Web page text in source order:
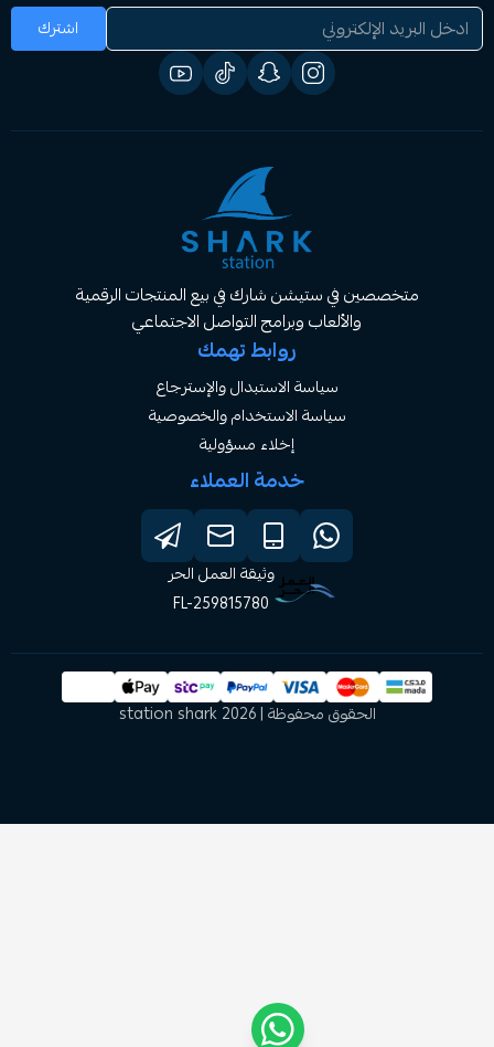
في ستيشن شارك في بيع المنتجات الرقمية
والألعاب وبرامج التواصل الاجتماعي
روابط تهمك
سياسة الاستبدال والإسترجاع
سياسة الاستخدام والخصوصية
خدمة العملاء
وثيقة العمل الحر
FL-259815780
الحقوق محفوظة | 2026 station shark